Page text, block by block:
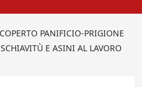
PANIFICIO-PRIGIONE
E ASINI AL LAVORO